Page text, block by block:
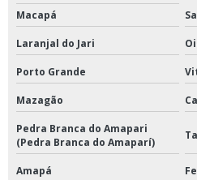
Macapá
Laranjal do Jari
Porto Grande
Mazagão
Pedra Branca do Amapari
(Pedra Branca do Amaparí)
Amapá